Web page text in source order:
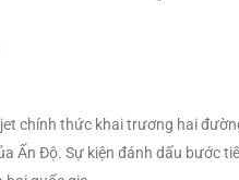
chính thức khai trương hai
Ấn Độ. Sự kiện đánh dấu bước